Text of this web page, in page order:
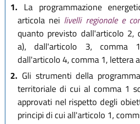
1. La programmazione
articola nei livelli regionale e
quanto previsto dall'articolo 2,
a), dall'articolo 3, comma
dall'articolo 4, comma 1, lettera
2. Gli strumenti della
territoriale di cui al comma 1
approvati nel rispetto degli
principi di cui all'articolo 1,